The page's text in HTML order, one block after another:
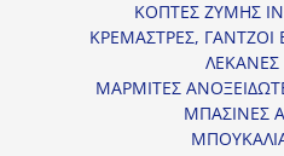
ΚΟΠΤΕΣ ΖΥΜΗΣ
ΚΡΕΜΑΣΤΡΕΣ, ΓΑΝΤΖΟΙ
ΛΕΚΑΝΕΣ
ΜΑΡΜΙΤΕΣ
ΜΠΑΣΙΝΕΣ